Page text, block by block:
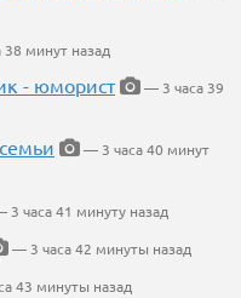
минут назад
- юморист
— 3 часа 39
— 3 часа 40 минут
3 часа 41 минуту назад
— 3 часа 42 минуты назад
43 минуты назад